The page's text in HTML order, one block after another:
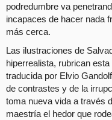
podredumbre va
incapaces de hacer nada
más cerca.
Las ilustraciones de
hiperrealista, rubrican
traducida por Elvio
de contrastes y de la
toma nueva vida a través
maestría el hedor que